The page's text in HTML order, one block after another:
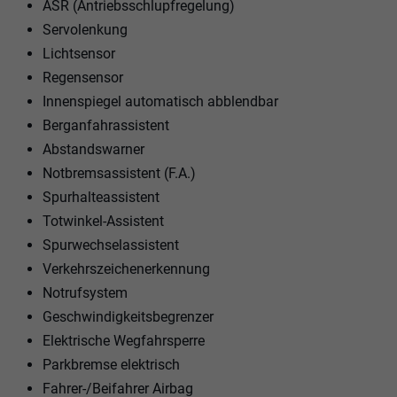
ASR (Antriebsschlupfregelung)
Servolenkung
Lichtsensor
Regensensor
Innenspiegel automatisch abblendbar
Berganfahrassistent
Abstandswarner
Notbremsassistent (F.A.)
Spurhalteassistent
Totwinkel-Assistent
Spurwechselassistent
Verkehrszeichenerkennung
Notrufsystem
Geschwindigkeitsbegrenzer
Elektrische Wegfahrsperre
Parkbremse elektrisch
Fahrer-/Beifahrer Airbag